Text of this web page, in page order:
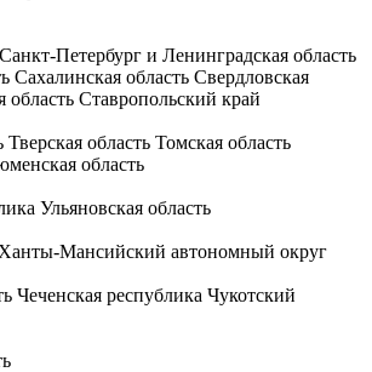
Санкт-Петербург и Ленинградская область
Сахалинская область Свердловская
область Ставропольский край
Тверская область Томская область
область
Ульяновская область
Ханты-Мансийский автономный округ
Чеченская республика Чукотский